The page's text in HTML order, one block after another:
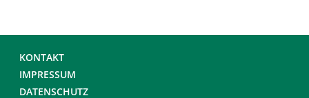
KONTAKT
IMPRESSUM
DATENSCHUTZ